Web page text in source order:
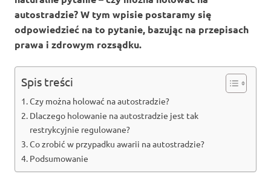
autostradzie? W tym wpisie postaramy się
odpowiedzieć na to pytanie, bazując na przepisach
prawa i zdrowym rozsądku.
Spis treści
Czy można holować na autostradzie?
Dlaczego holowanie na autostradzie jest tak
restrykcyjnie regulowane?
Co zrobić w przypadku awarii na autostradzie?
Podsumowanie